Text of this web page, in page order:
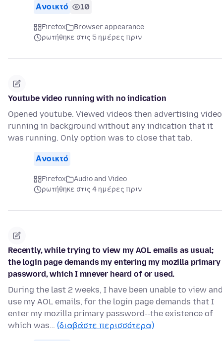
Ανοικτό 10
Firefox
Browser appearance
ρωτήθηκε στις 5 ημέρες πριν
Youtube video running with no indication
Opened youtube. Viewed videos then advertising video
running in background without any indication that it
was running. Only option was to close that tab.
Ανοικτό
Firefox
Audio and Video
ρωτήθηκε στις 4 ημέρες πριν
Recently, while trying to view my AOL emails as usual;
the login page demands my entering my mozilla primary
password, which I mnever heard of or used.
During the last 2 weeks, I have been unable to view
use my AOL emails, for the login page demands that I
enter my mozilla primary password--the existence of
which was… (διαβάστε περισσότερα)